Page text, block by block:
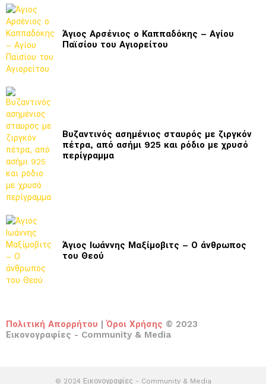
Άγιος Αρσένιος ο Καππαδόκης – Αγίου
Παϊσίου του Αγιορείτου
Βυζαντινός ασημένιος σταυρός με ζιργκόν
πέτρα, από ασήμι 925 και ρόδιο με χρυσό
περίγραμμα
Άγιος Ιωάννης Μαξίμοβιτς – Ο άνθρωπος
του Θεού
Πολιτική Απορρήτου Όροι Χρήσης © 2023
Εικονογραφίες - Community & Media
© 2024 Εικονογραφίες - Community & Media